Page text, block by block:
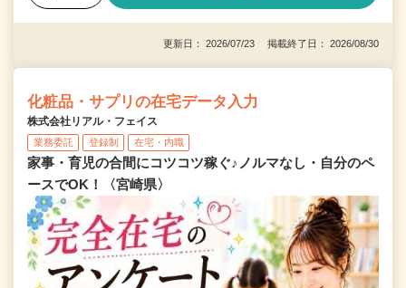
更新日： 2026/07/23 掲載終了日： 2026/08/30
化粧品・サプリの在宅データ入力
株式会社リアル・フェイス
業務委託 登録制 在宅・内職
家事・育児の合間にコツコツ稼ぐ♪ノルマなし・自分のペ
ースでOK！〈宮崎県〉